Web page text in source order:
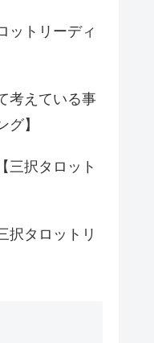
ットリーディ
考えている事
グ】
三択タロット
択タロットリ